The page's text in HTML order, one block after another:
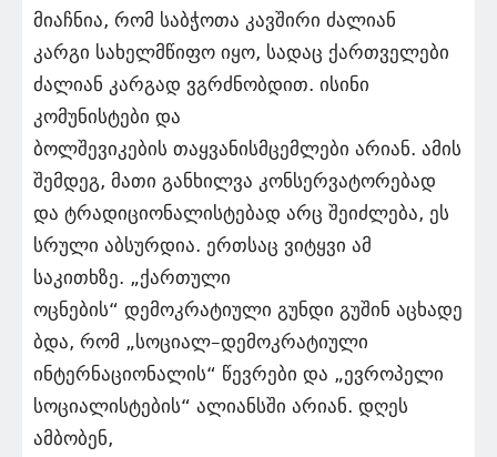
მიაჩნია, რომ საბჭოთა კავშირი ძალიან
კარგი სახელმწიფო იყო, სადაც ქართველები
ძალიან კარგად ვგრძნობდით. ისინი
კომუნისტები და
ბოლშევიკების თაყვანისმცემლები არიან. ამის
შემდეგ, მათი განხილვა კონსერვატორებად
და ტრადიციონალისტებად არც შეიძლება, ეს
სრული აბსურდია. ერთსაც ვიტყვი ამ
საკითხზე. „ქართული
ოცნების“ დემოკრატიული გუნდი გუშინ აცხადე
ბდა, რომ „სოციალ–დემოკრატიული
ინტერნაციონალის“ წევრები და „ევროპელი
სოციალისტების“ ალიანსში არიან. დღეს
ამბობენ,